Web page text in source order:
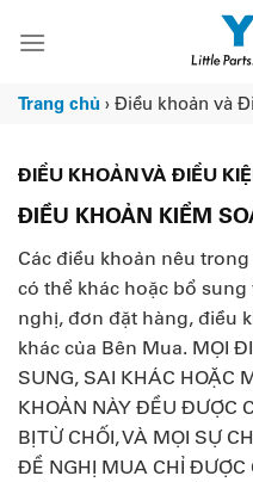
đến
dung
Trang chủ › Điều khoản và
ĐIỀU KHOẢN VÀ ĐIỀU
ĐIỀU KHOẢN KIỂM
Các điều khoản nêu
có thể khác hoặc bổ
nghị, đơn đặt hàng, điều
khác của Bên Mua. MỌI
SUNG, SAI KHÁC HOẶC
KHOẢN NÀY ĐỀU ĐƯỢC
BỊ TỪ CHỐI, VÀ MỌI SỰ
ĐỀ NGHỊ MUA CHỈ ĐƯỢC